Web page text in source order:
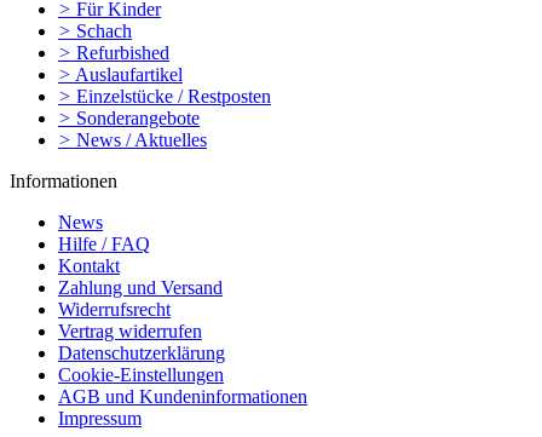
> Für Kinder
> Schach
> Refurbished
> Auslaufartikel
> Einzelstücke / Restposten
> Sonderangebote
> News / Aktuelles
Informationen
News
Hilfe / FAQ
Kontakt
Zahlung und Versand
Widerrufsrecht
Vertrag widerrufen
Datenschutzerklärung
Cookie-Einstellungen
AGB und Kundeninformationen
Impressum